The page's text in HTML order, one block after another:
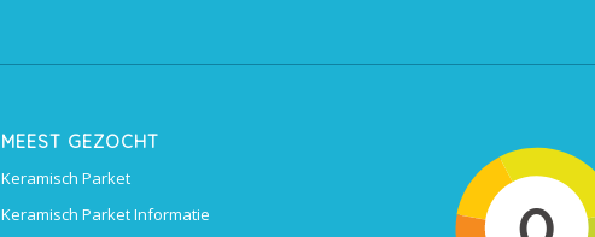
MEEST GEZOCHT
Keramisch Parket
Keramisch Parket Informatie